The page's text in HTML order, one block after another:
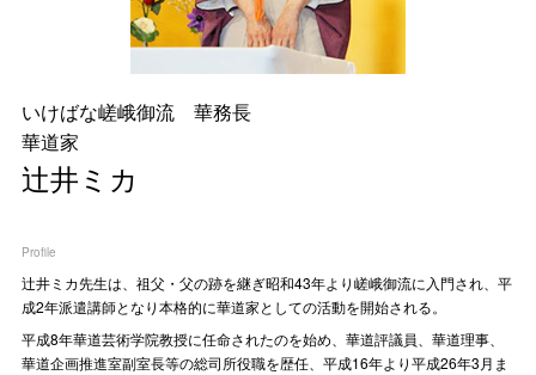
いけばな嵯峨御流 華務長
華道家
辻井ミカ
Profile
辻󠄀井ミカ先生は、祖父・父の跡を継ぎ昭和43年より嵯峨御流に入門され、平
成2年派遣講師となり本格的に華道家としての活動を開始される。
平成8年華道芸術学院教授に任命されたのを始め、華道評議員、華道理事、
華道企画推進室副室長等の総司所役職を歴任、平成16年より平成26年3月ま